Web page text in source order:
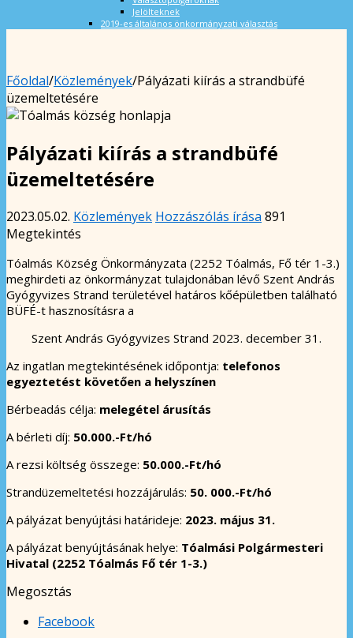
Jelölteknek
2019-es általános önkormányzati választás
Főoldal/Közlemények/Pályázati kiírás a strandbüfé
üzemeltetésére
Pályázati kiírás a strandbüfé
üzemeltetésére
2023.05.02. Közlemények Hozzászólás írása 891
Megtekintés
Tóalmás Község Önkormányzata (2252 Tóalmás, Fő tér 1-3.)
meghirdeti az önkormányzat tulajdonában lévő Szent András
Gyógyvizes Strand területével határos kőépületben található
BÜFÉ-t hasznosításra a
Szent András Gyógyvizes Strand 2023. december 31.
Az ingatlan megtekintésének időpontja: telefonos
egyeztetést követően a helyszínen
Bérbeadás célja: melegétel árusítás
A bérleti díj: 50.000.-Ft/hó
A rezsi költség összege: 50.000.-Ft/hó
Strandüzemeltetési hozzájárulás: 50. 000.-Ft/hó
A pályázat benyújtási határideje: 2023. május 31.
A pályázat benyújtásának helye: Tóalmási Polgármesteri
Hivatal (2252 Tóalmás Fő tér 1-3.)
Megosztás
Facebook